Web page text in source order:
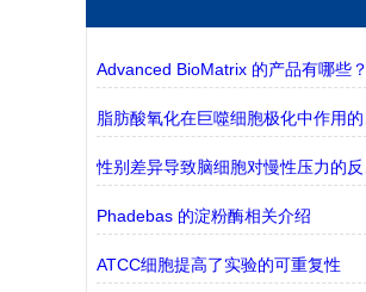
Advanced BioMatrix 的产品有哪些？
Phadebas 的淀粉酶相关介绍
ATCC细胞提高了实验的可重复性